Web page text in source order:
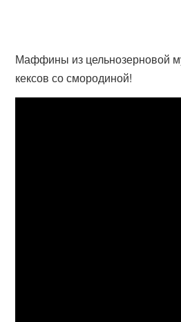
Маффины из цельнозерновой
кексов со смородиной!